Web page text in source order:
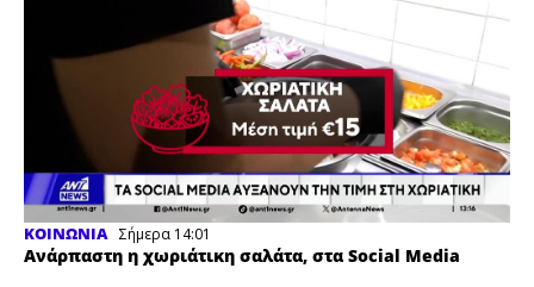
ΚΟΙΝΩΝΙΑ Σήμερα 14:01
Ανάρπαστη η χωριάτικη σαλάτα, στα Social Media